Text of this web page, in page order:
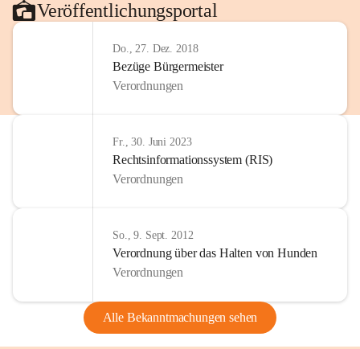
Veröffentlichungsportal
Do., 27. Dez. 2018
Bezüge Bürgermeister
Verordnungen
Fr., 30. Juni 2023
Rechtsinformationssystem (RIS)
Verordnungen
So., 9. Sept. 2012
Verordnung über das Halten von Hunden
Verordnungen
Alle Bekanntmachungen sehen